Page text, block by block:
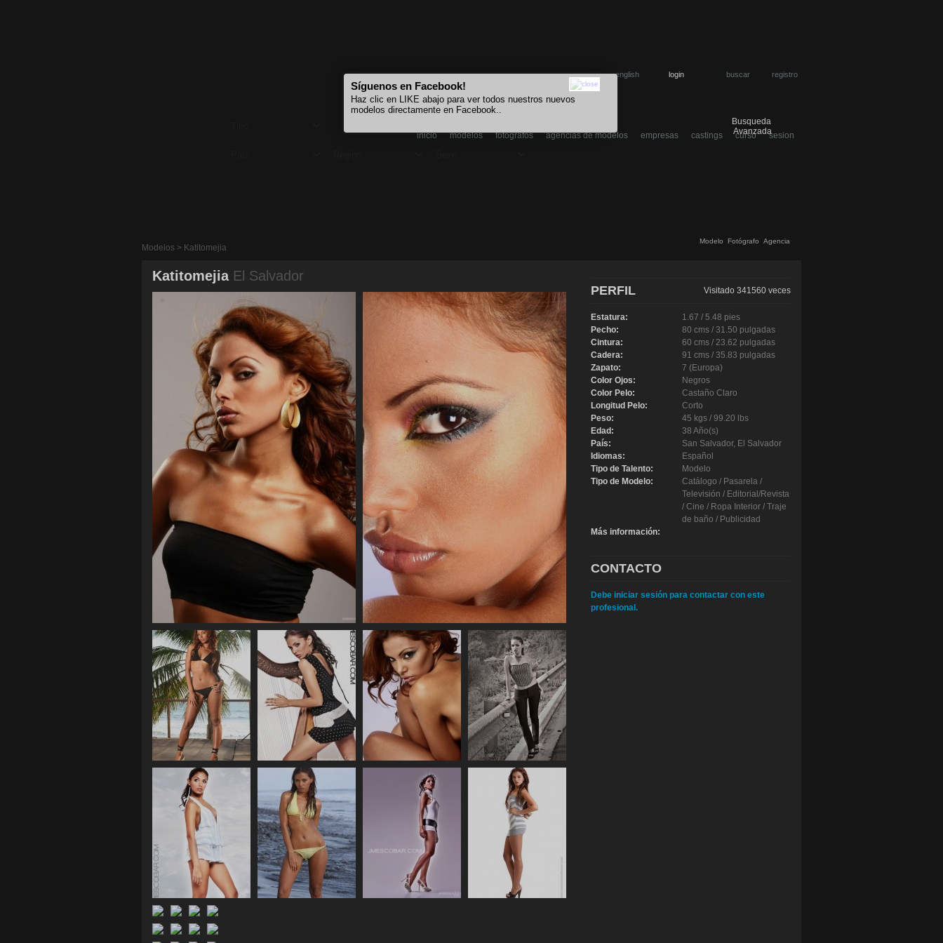
inicio modelos fotógrafos agencias de modelos empresas castings curso sesion
english login buscar registro
Busqueda
Avanzada
Modelo Fotógrafo Agencia
Modelos > Katitomejia
Katitomejia El Salvador
PERFIL Visitado 341560 veces
Estatura:
1.67 / 5.48 pies
Pecho:
80 cms / 31.50 pulgadas
Cintura:
60 cms / 23.62 pulgadas
Cadera:
91 cms / 35.83 pulgadas
Zapato:
7 (Europa)
Color Ojos:
Negros
Color Pelo:
Castaño Claro
Longitud Pelo:
Corto
Peso:
45 kgs / 99.20 lbs
Edad:
38 Año(s)
País:
San Salvador, El Salvador
Idiomas:
Español
Tipo de Talento:
Modelo
Tipo de Modelo:
Catálogo / Pasarela /
Televisión / Editorial/Revista
/ Cine / Ropa Interior / Traje
de baño / Publicidad
Más información:
CONTACTO
Debe iniciar sesión para contactar con este
profesional.
Síguenos en Facebook!
Haz clic en LIKE abajo para ver todos nuestros nuevos
modelos directamente en Facebook..